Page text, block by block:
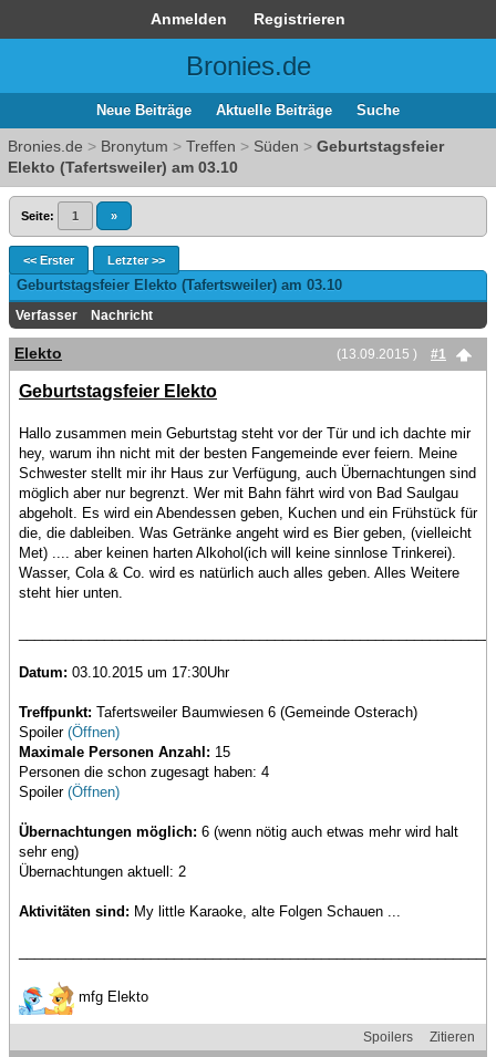
Anmelden Registrieren
Bronies.de
Neue Beiträge Aktuelle Beiträge Suche
Bronies.de > Bronytum > Treffen > Süden > Geburtstagsfeier
Elekto (Tafertsweiler) am 03.10
Seite: 1 »
<< Erster Letzter >>
Geburtstagsfeier Elekto (Tafertsweiler) am 03.10
Verfasser Nachricht
(13.09.2015 ) #1
Elekto
Geburtstagsfeier Elekto
Hallo zusammen mein Geburtstag steht vor der Tür und ich dachte mir
hey, warum ihn nicht mit der besten Fangemeinde ever feiern. Meine
Schwester stellt mir ihr Haus zur Verfügung, auch Übernachtungen sind
möglich aber nur begrenzt. Wer mit Bahn fährt wird von Bad Saulgau
abgeholt. Es wird ein Abendessen geben, Kuchen und ein Frühstück für
die, die dableiben. Was Getränke angeht wird es Bier geben, (vielleicht
Met) .... aber keinen harten Alkohol(ich will keine sinnlose Trinkerei).
Wasser, Cola & Co. wird es natürlich auch alles geben. Alles Weitere
steht hier unten.
Datum: 03.10.2015 um 17:30Uhr
Treffpunkt: Tafertsweiler Baumwiesen 6 (Gemeinde Osterach)
Spoiler (Öffnen)
Maximale Personen Anzahl: 15
Personen die schon zugesagt haben: 4
Spoiler (Öffnen)
Übernachtungen möglich: 6 (wenn nötig auch etwas mehr wird halt
sehr eng)
Übernachtungen aktuell: 2
Aktivitäten sind: My little Karaoke, alte Folgen Schauen ...
mfg Elekto
Spoilers
Zitieren